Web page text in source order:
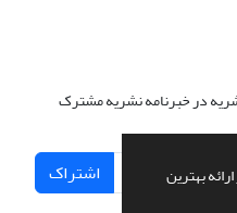
بهترین
در خبرنامه نشریه مشترک
اشتراک